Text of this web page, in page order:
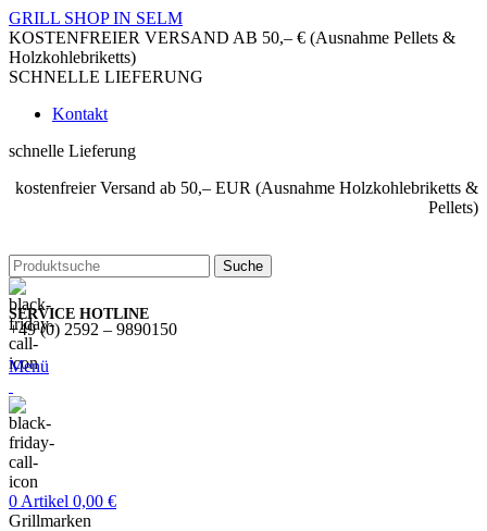
GRILL SHOP IN SELM
KOSTENFREIER VERSAND AB 50,– € (Ausnahme Pellets &
Holzkohlebriketts)
SCHNELLE LIEFERUNG
Kontakt
schnelle Lieferung
kostenfreier Versand ab 50,– EUR (Ausnahme Holzkohlebriketts &
Pellets)
Suche
SERVICE HOTLINE
+49 (0) 2592 – 9890150
Menü
0 Artikel 0,00 €
Grillmarken